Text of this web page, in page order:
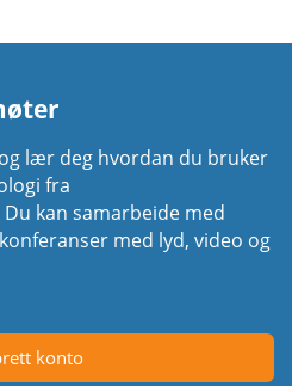
lær deg hvordan du bruker
fra
kan samarbeide med
med lyd, video og
konto